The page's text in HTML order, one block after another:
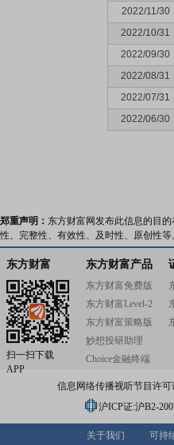
2022/11/30
2022/10/31
2022/09/30
2022/08/31
2022/07/31
2022/06/30
郑重声明： 东方财富网发布此信息的目
性、完整性、有效性、及时性、原创性
东方财富
扫一扫下载
APP
东方财富产品
东方财富免费版
东方财富Level-2
东方财富策略版
妙想投研助理
Choice金融终端
信息网络传播视听节目许可
沪ICP证:沪B2-
关于我们 可持